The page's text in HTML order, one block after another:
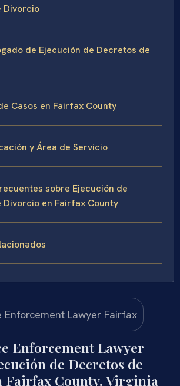
Divorcio
de Ejecución de Decretos de
Casos en Fairfax County
y Área de Servicio
sobre Ejecución de
Divorcio en Fairfax County
Enforcement Lawyer
de Decretos de
Fairfax County, Virginia